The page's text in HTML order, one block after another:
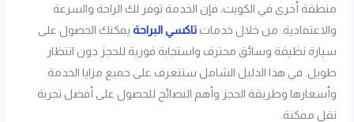
منطقة أخرى في الكويت، فإن الخدمة توفر لك الراحة والسرعة
والاعتمادية. من خلال خدماتتاكسي البراحة يمكنك الحصول على
سيارة نظيفة وسائق محترف واستجابة فورية للحجز دون انتظار
طويل. في هذا الدليل الشامل ستتعرف على جميع مزايا الخدمة
وأسعارها وطريقة الحجز وأهم النصائح للحصول على أفضل تجربة
نقل ممكنة.